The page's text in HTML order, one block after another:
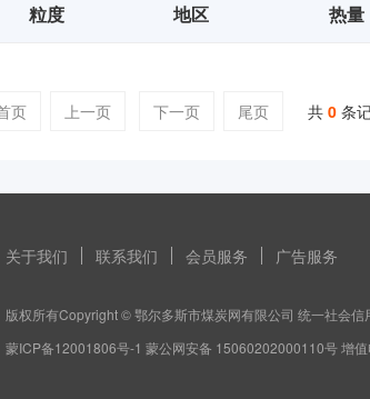
粒度 地区 热量
页 上一页 下一页 尾页 共 0 条
关于我们 联系我们 会员服务 广告服务
版权所有Copyright © 鄂尔多斯市煤炭网有限公司 统一社会
蒙ICP备12001806号-1 蒙公网安备 15060202000110号 增